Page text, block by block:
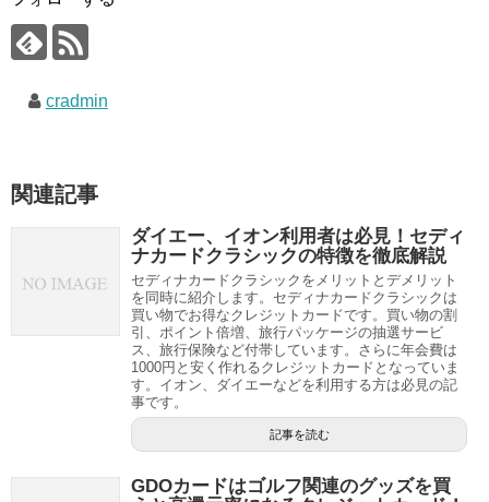
cradmin
関連記事
ダイエー、イオン利用者は必見！セディ
ナカードクラシックの特徴を徹底解説
セディナカードクラシックをメリットとデメリット
を同時に紹介します。セディナカードクラシックは
買い物でお得なクレジットカードです。買い物の割
引、ポイント倍増、旅行パッケージの抽選サービ
ス、旅行保険など付帯しています。さらに年会費は
1000円と安く作れるクレジットカードとなっていま
す。イオン、ダイエーなどを利用する方は必見の記
事です。
記事を読む
GDOカードはゴルフ関連のグッズを買